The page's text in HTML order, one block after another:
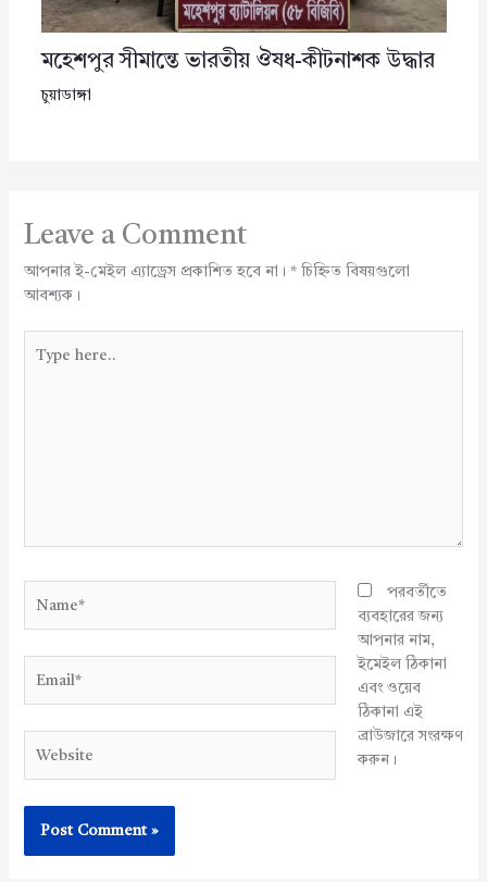
মহেশপুর সীমান্তে ভারতীয় ঔষধ-কীটনাশক উদ্ধার
চুয়াডাঙ্গা
Leave a Comment
আপনার ই-মেইল এ্যাড্রেস প্রকাশিত হবে না। *চিহ্নিত বিষয়গুলো
আবশ্যক।
here..
পরবর্তীতে
ব্যবহারের জন্য
আপনার নাম,
ইমেইল ঠিকানা
এবং ওয়েব
ঠিকানা এই
ব্রাউজারে সংরক্ষণ
করুন।